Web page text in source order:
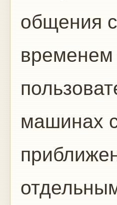
общения
временем
машинах